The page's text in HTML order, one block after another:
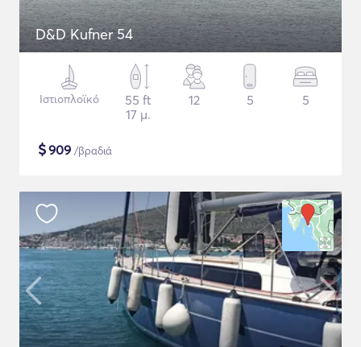
D&D Kufner 54
Ιστιοπλοϊκό
55 ft
17 μ.
12 5 5
$909 /βραδιά